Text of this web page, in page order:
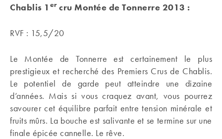
Chablis 1 ercru Montée de Tonnerre 2013 :
RVF : 15,5/20
Le Montée de Tonnerre est certainement le plus
prestigieux et recherché des Premiers Crus de Chablis.
Le potentiel de garde peut atteindre une dizaine
d’années. Mais si vous craquez avant, vous pourrez
savourer cet équilibre parfait entre tension minérale et
fruits mûrs. La bouche est salivante et se termine sur une
finale épicée cannelle. Le rêve.